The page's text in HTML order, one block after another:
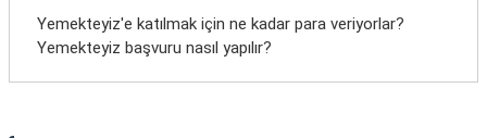
Yemekteyiz'e katılmak için ne kadar para veriyorlar?
Yemekteyiz başvuru nasıl yapılır?